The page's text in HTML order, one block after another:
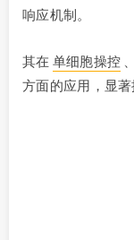
响应机制。
其在 单细胞操控
方面的应用，显著